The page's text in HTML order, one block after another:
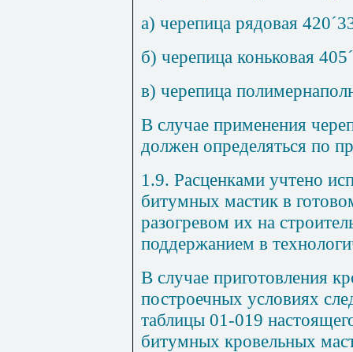
а) черепица рядовая 420´
б) черепица коньковая 405´
в) черепица
В случае применения
должен определяться по
1.9. Расценками учтено
битумных мастик в
разогревом их на
поддержанием в
В случае приготовления
построечных условиях
таблицы 01-019
битумных кровельных